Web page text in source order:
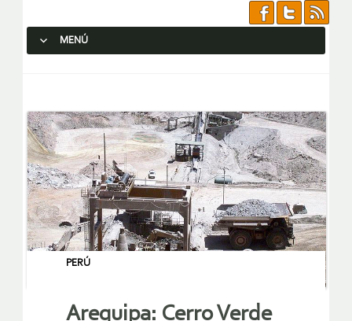
MENÚ
PERÚ
Arequipa: Cerro Verde